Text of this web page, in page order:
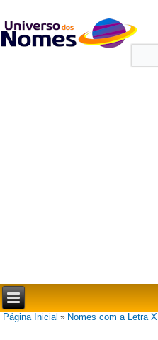
Página Inicial » Nomes com a Letra X